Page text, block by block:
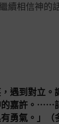
續相信神的
遇到對立
嘉許。⋯⋯
勇氣。」